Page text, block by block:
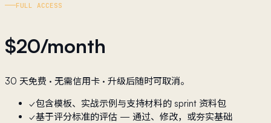
FULL ACCESS
$20/month
30 天免费 · 无需信用卡 · 升级后随时可取消。
✓包含模板、实战示例与支持材料的 sprint 资料包
✓基于评分标准的评估 — 通过、修改，或夯实基础